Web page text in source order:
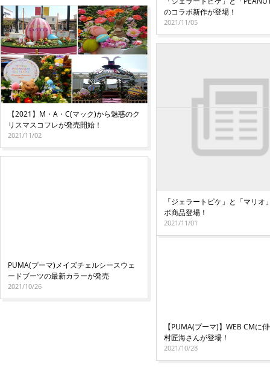
のコラボ新作が登場！
2021/11/05
【2021】M・A・C(マック)から魅惑のク
リスマスコフレが発売開始！
2021/11/02
「ジェラートピケ」と「マリオ
ボ商品登場！
2021/11/01
【PUMA(プーマ)】WEB CMに
村匠海さんが登場！
2021/10/28
PUMA(プーマ)メイズチェルシースウェ
ードブーツの最新カラーが発売
2021/10/26